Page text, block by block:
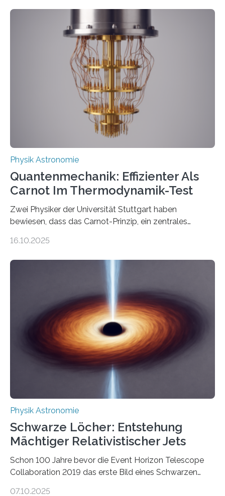
werden schnell weiterentwickelt. Dies ist der Alltag in
der Forschung der Quantentheorie, die dieses Jahr 100
Jahre alt geworden ist, weshalb die UNESCO 2025 zum
Internationalen Jahr der Quantenwissenschaft und -
technologie ausgerufen hat. Doch nun hat eine
internationale Forschungsgruppe um den
Physik Astronomie
Quantenmechanik: Effizienter Als
Carnot Im Thermodynamik-Test
Zwei Physiker der Universität Stuttgart haben
bewiesen, dass das Carnot-Prinzip, ein zentrales
Größenordnung von Atomen gilt, deren physikalische
Quantenmotoren voranbringen. Das
Wissenschaftsjournal Science Advances veröffentlichte
die Herleitung. (DOI: 10.1126/sciadv.adw8462)
Verbrennungsmotoren oder Dampfturbinen sind
Wärmekraftmaschinen: Sie wandeln thermische
Energie in mechanische Bewegung um – oder anders
ausgedrückt, Wärme in Bewegung. In
quantenmechanischen Experimenten ist es in den…
16.10.2025
Physik Astronomie
Schwarze Löcher: Entstehung
Mächtiger Relativistischer Jets
Schon 100 Jahre bevor die Event Horizon Telescope
Collaboration 2019 das erste Bild eines Schwarzen
07.10.2025